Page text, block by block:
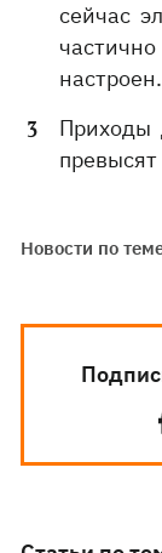
сейчас
настроен.
Приходы
Новости по